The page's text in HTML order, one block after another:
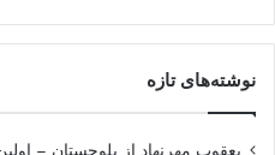
نوشته‌های تازه